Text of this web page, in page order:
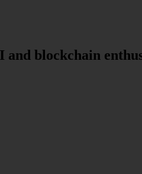
blockchain